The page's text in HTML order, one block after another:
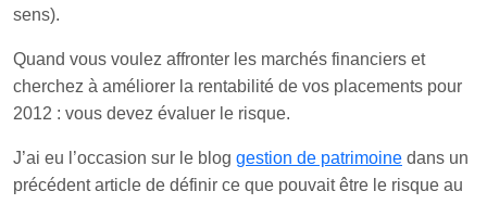
sens).
Quand vous voulez affronter les marchés financiers et
cherchez à améliorer la rentabilité de vos placements pour
2012 : vous devez évaluer le risque.
J’ai eu l’occasion sur le blog gestion de patrimoine dans un
précédent article de définir ce que pouvait être le risque au